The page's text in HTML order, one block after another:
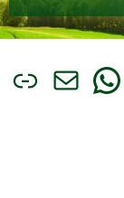
LinkE-